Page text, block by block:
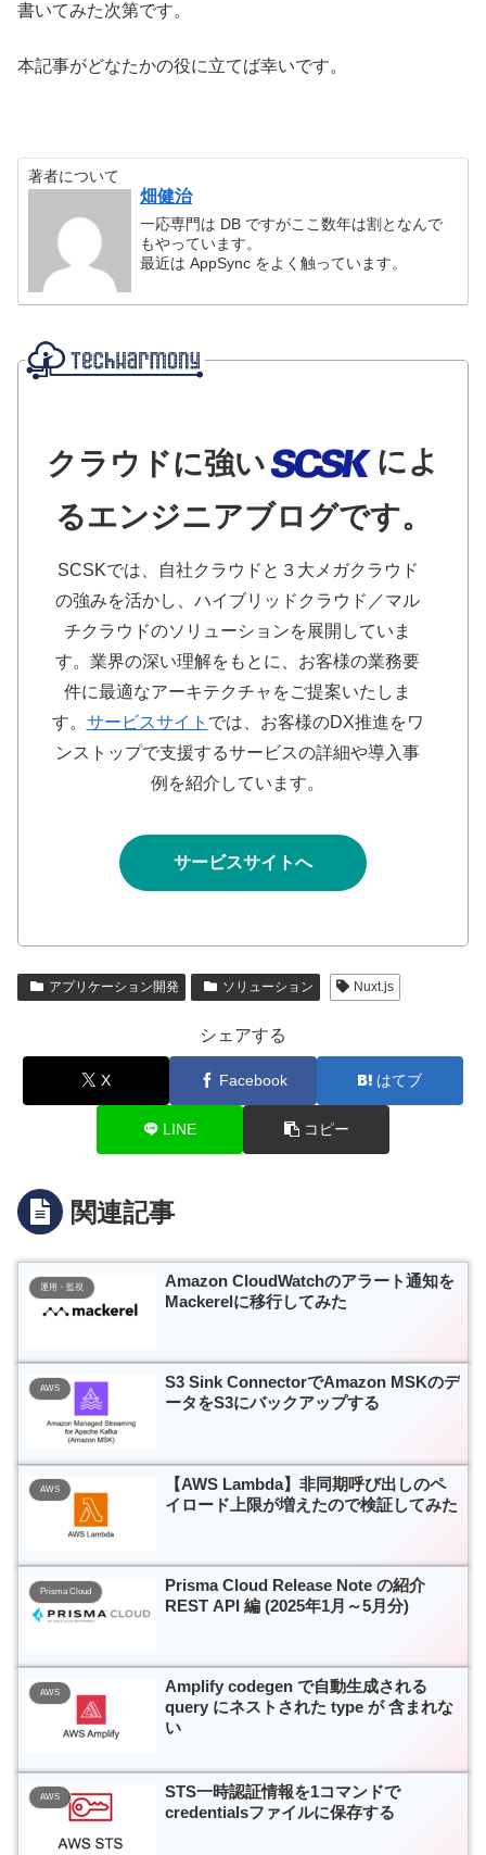
書いてみた次第です。
本記事がどなたかの役に立てば幸いです。
著者について
畑健治
一応専門は DB ですがここ数年は割となんで
もやっています。
最近は AppSync をよく触っています。
クラウドに強い
によ
るエンジニアブログです。
SCSKでは、自社クラウドと３大メガクラウド
の強みを活かし、ハイブリッドクラウド／マル
チクラウドのソリューションを展開していま
す。業界の深い理解をもとに、お客様の業務要
件に最適なアーキテクチャをご提案いたしま
す。 サービスサイト では、お客様のDX推進をワ
ンストップで支援するサービスの詳細や導入事
例を紹介しています。
サービスサイトへ
アプリケーション開発 ソリューション Nuxt.js
シェアする
X Facebook はてブ
LINE コピー
関連記事
運用・監視
Amazon CloudWatchのアラート通知を
Mackerelに移行してみた
AWS
S3 Sink ConnectorでAmazon MSKのデ
ータをS3にバックアップする
AWS
【AWS Lambda】非同期呼び出しのペ
イロード上限が増えたので検証してみた
Prisma Cloud
Prisma Cloud Release Note の紹介
REST API 編 (2025年1月～5月分)
AWS
Amplify codegen で自動生成される
query にネストされた type が 含まれな
い
AWS
STS一時認証情報を1コマンドで
credentialsファイルに保存する